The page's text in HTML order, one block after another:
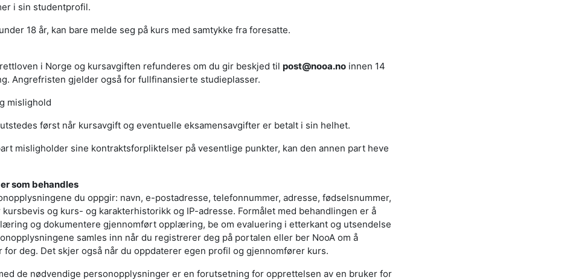
i sin studentprofil.
18 år, kan bare melde seg på kurs med samtykke fra foresatte.
i Norge og kursavgiften refunderes om du gir beskjed til post@nooa.no innen 14
Angrefristen gjelder også for fullfinansierte studieplasser.
mislighold
først når kursavgift og eventuelle eksamensavgifter er betalt i sin helhet.
misligholder sine kontraktsforpliktelser på vesentlige punkter, kan den annen part heve
som behandles
du oppgir: navn, e-postadresse, telefonnummer, adresse, fødselsnummer,
og kurs- og karakterhistorikk og IP-adresse. Formålet med behandlingen er å
og dokumentere gjennomført opplæring, be om evaluering i etterkant og utsendelse
samles inn når du registrerer deg på portalen eller ber NooA om å
for deg. Det skjer også når du oppdaterer egen profil og gjennomfører kurs.
de nødvendige personopplysninger er en forutsetning for opprettelsen av en bruker for